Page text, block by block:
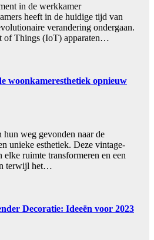
in de werkkamer
heeft in de huidige tijd van
verandering ondergaan.
of Things (IoT) apparaten…
woonkameresthetiek opnieuw
weg gevonden naar de
unieke esthetiek. Deze vintage-
ruimte transformeren en een
terwijl het…
Decoratie: Ideeën voor 2023